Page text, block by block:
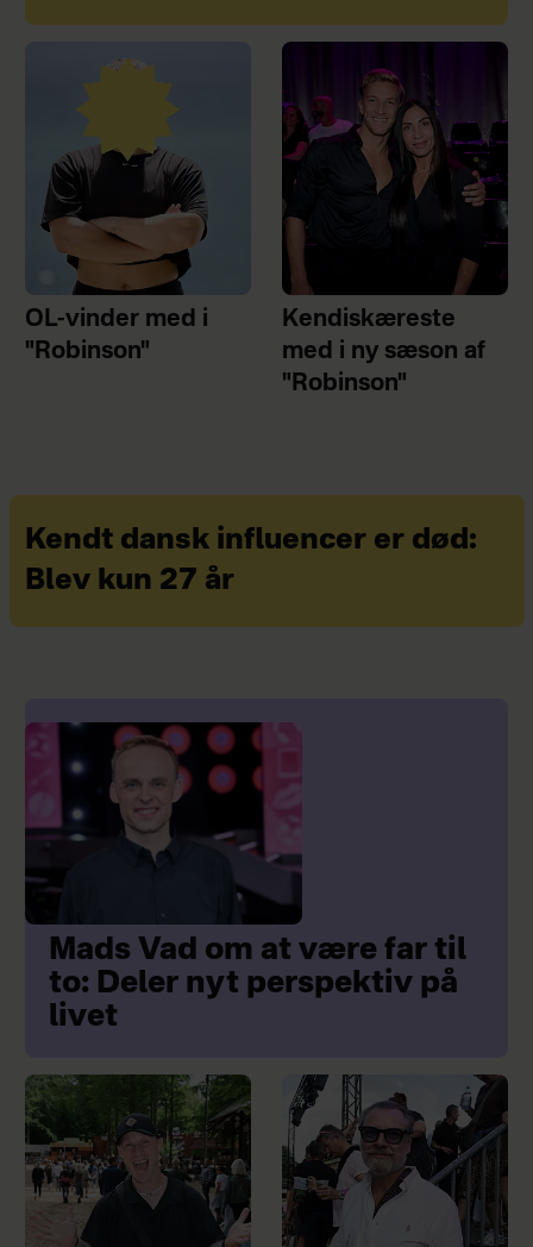
OL-vinder med i
"Robinson"
Kendiskæreste
med i ny sæson af
"Robinson"
Kendt dansk influencer er død:
Blev kun 27 år
Mads Vad om at være far til
to: Deler nyt perspektiv på
livet